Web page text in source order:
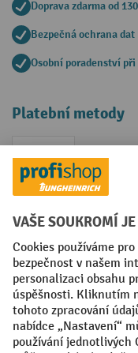
Doprava zdarma od
Bezpečná ochrana dat
Osobní poradenství
Platební metody
Faktura
Sociální sítě
Facebook
YouTubeLinkedIn
VODP Otisk